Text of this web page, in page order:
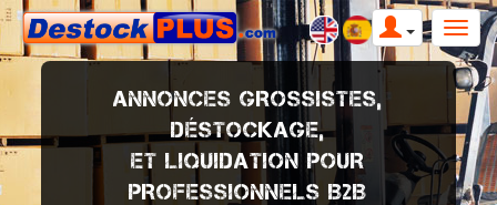
ANNONCES GROSSISTES,
DÉSTOCKAGE,
ET LIQUIDATION POUR
PROFESSIONNELS B2B